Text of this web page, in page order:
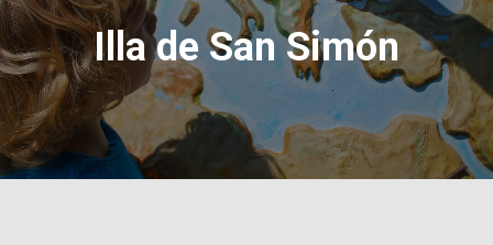
Illa de San Simón